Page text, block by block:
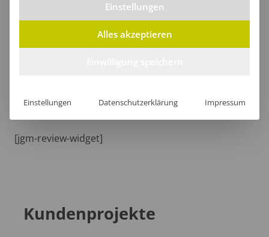
Größentabelle
[jgm-review-widget]
Kundenprojekte
Einstellungen
Alles akzeptieren
Einstellungen Datenschutzerklärung Impressum